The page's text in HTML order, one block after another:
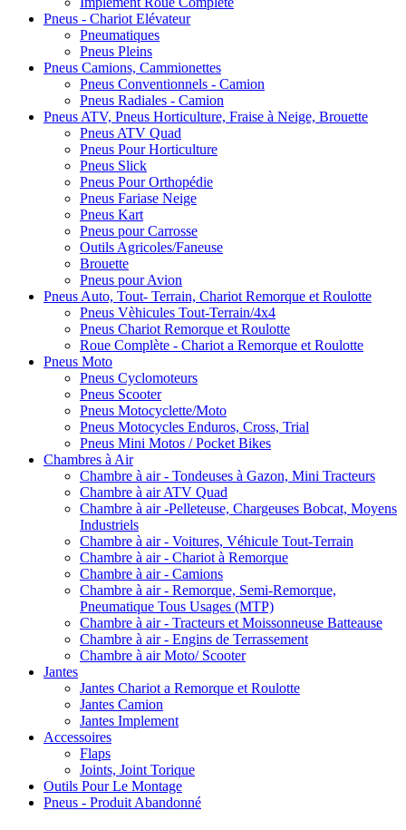
Pneus - Chariot Elévateur
Pneumatiques
Pneus Pleins
Pneus Camions, Cammionettes
Pneus Conventionnels - Camion
Pneus Radiales - Camion
Pneus ATV, Pneus Horticulture, Fraise à Neige, Brouette
Pneus ATV Quad
Pneus Pour Horticulture
Pneus Slick
Pneus Pour Orthopédie
Pneus Fariase Neige
Pneus Kart
Pneus pour Carrosse
Outils Agricoles/Faneuse
Brouette
Pneus pour Avion
Pneus Auto, Tout- Terrain, Chariot Remorque et Roulotte
Pneus Vèhicules Tout-Terrain/4x4
Pneus Chariot Remorque et Roulotte
Roue Complète - Chariot a Remorque et Roulotte
Pneus Moto
Pneus Cyclomoteurs
Pneus Scooter
Pneus Motocyclette/Moto
Pneus Motocycles Enduros, Cross, Trial
Pneus Mini Motos / Pocket Bikes
Chambres à Air
Chambre à air - Tondeuses à Gazon, Mini Tracteurs
Chambre à air ATV Quad
Chambre à air -Pelleteuse, Chargeuses Bobcat, Moyens
Industriels
Chambre à air - Voitures, Véhicule Tout-Terrain
Chambre à air - Chariot à Remorque
Chambre à air - Camions
Chambre à air - Remorque, Semi-Remorque,
Pneumatique Tous Usages (MTP)
Chambre à air - Tracteurs et Moissonneuse Batteause
Chambre à air - Engins de Terrassement
Chambre à air Moto/ Scooter
Jantes
Jantes Chariot a Remorque et Roulotte
Jantes Camion
Jantes Implement
Accessoires
Flaps
Joints, Joint Torique
Outils Pour Le Montage
Pneus - Produit Abandonné